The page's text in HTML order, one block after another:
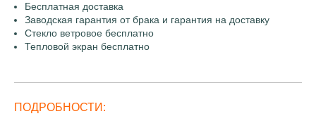
Бесплатная доставка
Заводская гарантия от брака и гарантия на доставку
Стекло ветровое бесплатно
Тепловой экран бесплатно
ПОДРОБНОСТИ: